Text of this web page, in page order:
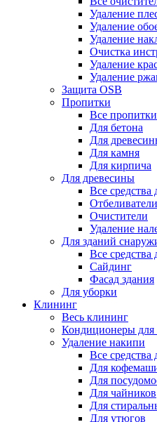
Удаление
Удаление
Удаление
Очистка
Удаление
Удаление
Защита OSB
Пропитки
Все
Для бетона
Для
Для камня
Для кирпича
Для древесины
Все средства
Отбеливатели
Очистители
Удаление
Для зданий
Все средства
Сайдинг
Фасад здания
Для уборки
Клининг
Весь клининг
Кондиционеры для
Удаление накипи
Все средства
Для
Для
Для чайников
Для
Для утюгов